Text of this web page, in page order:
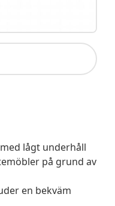
lågt underhåll
på grund av
en bekväm